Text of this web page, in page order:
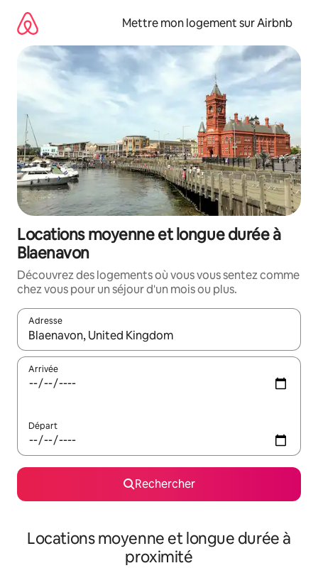
directement
contenu
Mettre mon logement sur Airbnb
Locations moyenne et longue durée à
Blaenavon
Découvrez des logements où vous vous sentez comme
chez vous pour un séjour d'un mois ou plus.
Adresse
Lorsque les résultats s'affichent, utilisez les flèches vers le
Arrivée
Départ
Rechercher
Locations moyenne et longue durée à
proximité